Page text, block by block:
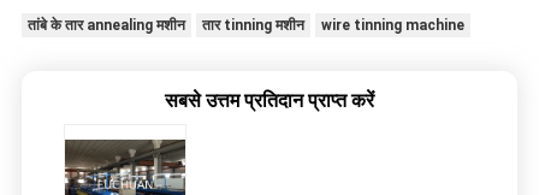
तांबे के तार annealing मशीन तार tinning मशीन wire tinning machine
सबसे उत्तम प्रतिदान प्राप्त करें